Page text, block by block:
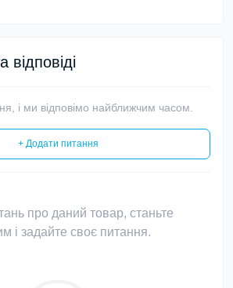
відповіді
і ми відповімо найближчим часом.
+ Додати питання
про даний товар, станьте
і задайте своє питання.